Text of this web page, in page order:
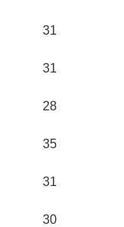
31
31
28
35
31
30